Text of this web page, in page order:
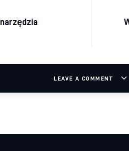
wpisu
LEAVE A COMMENT